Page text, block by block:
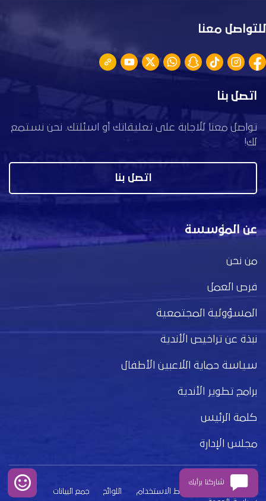
للتواصل معنا
اتصل بنا
تواصل معنا للاجابة على تعليقاتك أو اسئلتك. نحن نستمع
لك!
اتصل بنا
عن المؤسسة
من نحن
فرص العمل
المسؤولية المجتمعية
نبذة عن تراخيص الأندية
سياسة حماية اللاعبين الأطفال
برامج تطوير الأندية
كلمة الرئيس
مجلس الإدارة
بيان الخصوصية شروط الاستخدام اللوائح
جمع البيانات
شاركنا برأيك